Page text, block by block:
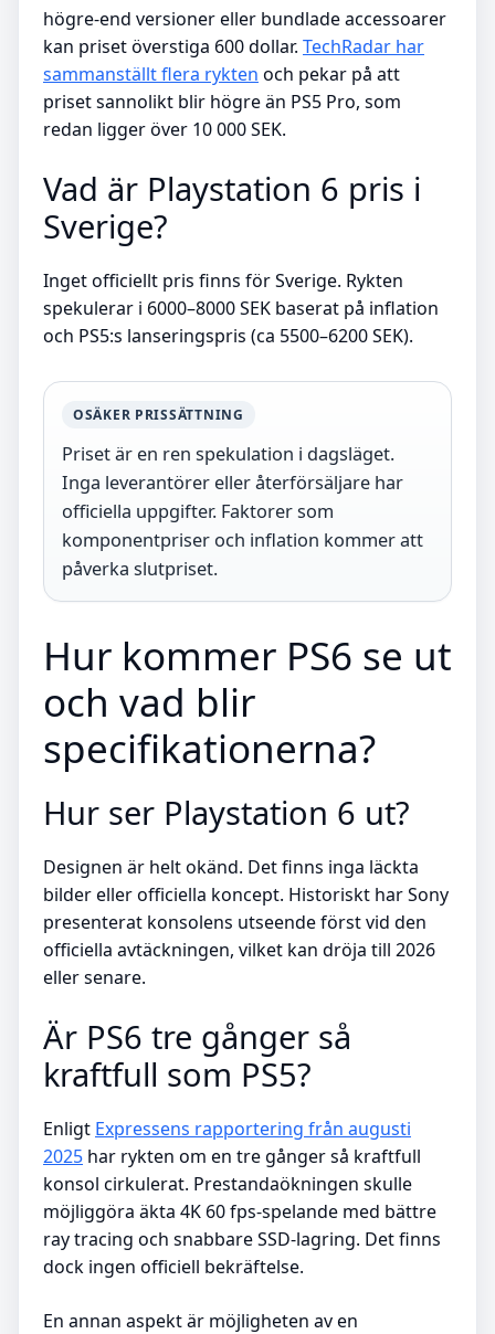
högre-end versioner eller bundlade accessoarer
kan priset överstiga 600 dollar. TechRadar har
sammanställt flera rykten och pekar på att
priset sannolikt blir högre än PS5 Pro, som
redan ligger över 10 000 SEK.
Vad är Playstation 6 pris i
Sverige?
Inget officiellt pris finns för Sverige. Rykten
spekulerar i 6000–8000 SEK baserat på inflation
och PS5:s lanseringspris (ca 5500–6200 SEK).
OSÄKER PRISSÄTTNING
Priset är en ren spekulation i dagsläget.
Inga leverantörer eller återförsäljare har
officiella uppgifter. Faktorer som
komponentpriser och inflation kommer att
påverka slutpriset.
Hur kommer PS6 se ut
och vad blir
specifikationerna?
Hur ser Playstation 6 ut?
Designen är helt okänd. Det finns inga läckta
bilder eller officiella koncept. Historiskt har Sony
presenterat konsolens utseende först vid den
officiella avtäckningen, vilket kan dröja till 2026
eller senare.
Är PS6 tre gånger så
kraftfull som PS5?
Enligt Expressens rapportering från augusti
2025 har rykten om en tre gånger så kraftfull
konsol cirkulerat. Prestandaökningen skulle
möjliggöra äkta 4K 60 fps-spelande med bättre
ray tracing och snabbare SSD-lagring. Det finns
dock ingen officiell bekräftelse.
En annan aspekt är möjligheten av en